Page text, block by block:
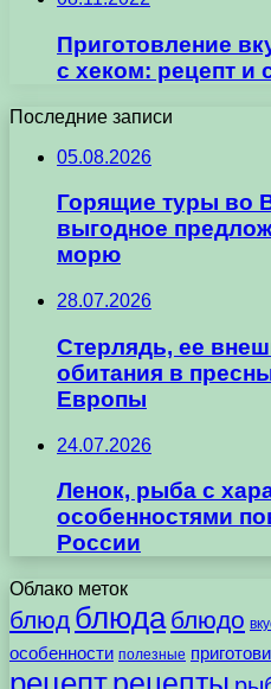
Приготовление
с хеком: рецепт и
Последние записи
05.08.2026
Горящие туры во
выгодное
морю
28.07.2026
Стерлядь, ее
обитания в
Европы
24.07.2026
Ленок, рыба с
особенностями
России
Облако меток
блюд блюда блюдо
особенности полезные